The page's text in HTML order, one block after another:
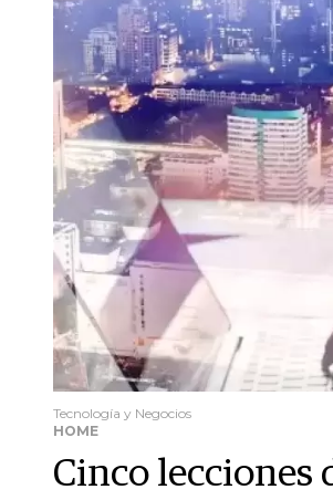
Tecnología y Negocios
HOME
Cinco lecciones